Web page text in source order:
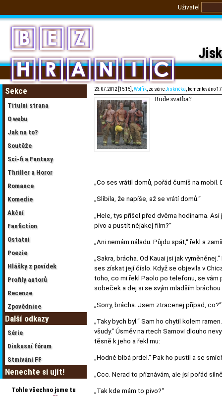
Uživatel
Sekce
Titulní strana
O webu
Jak na to?
Soutěže
Sci-fi a Fantasy
Thriller a Horor
Romance
Komedie
Akční
Fanfiction
Ostatní
Poezie
Hlášky z povídek
Profily autorů
Recenze
Zpovědnice
Další odkazy
Série
Diskusní fórum
Stmívání FF
Nenechte si ujít!
Tohle všechno jsme tu
23.07.2012 [15:15],Wolfik, ze sérieJiskřička, komentováno
Bude svatba?
„Co ses vrátil domů, pořád čumíš na
„Slíbila, že napíše, až se vrátí domů.“
„Hele, tys přišel před dvěma hodinama.
pivo a pustit nějakej film?“
„Ani nemám náladu. Půjdu spát,“ řekl a
„Sakra, brácha. Od Kauai jsi jak
ses získat její číslo. Když se objevila v
toho, co mi řekl Paolo po telefonu, se vám
sobeček a dej si se svým mladším
„Sorry, brácha. Jsem ztracenej případ, co?“
„Taky bych byl.“ Sam ho chytil kolem
všudy.“ Úsměv na rtech Samovi dlouho
těsně k jeho a řekl mu:
„Hodně blbá prdel.“ Pak ho pustil a se
„Ccc. Nerad to přiznávám, ale jsi pořád
„Tak kde mám to pivo?“